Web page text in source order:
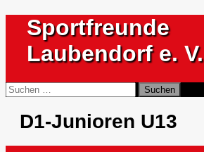
Inhalt
springen
Sportfreunde
Laubendorf e. V.
Suchen
Suchen
nach:
D1-Junioren U13